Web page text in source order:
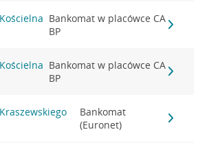
Bankomat w placówce CA
BP
Bankomat w placówce CA
BP
Bankomat
(Euronet)